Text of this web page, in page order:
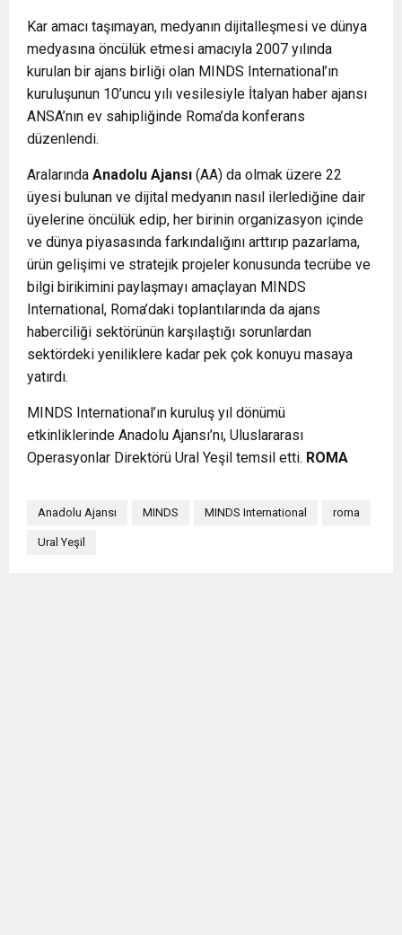
Kar amacı taşımayan, medyanın dijitalleşmesi ve dünya
medyasına öncülük etmesi amacıyla 2007 yılında
kurulan bir ajans birliği olan MINDS International’ın
kuruluşunun 10’uncu yılı vesilesiyle İtalyan haber ajansı
ANSA’nın ev sahipliğinde Roma’da konferans
düzenlendi.
Aralarında Anadolu Ajansı (AA) da olmak üzere 22
üyesi bulunan ve dijital medyanın nasıl ilerlediğine dair
üyelerine öncülük edip, her birinin organizasyon içinde
ve dünya piyasasında farkındalığını arttırıp pazarlama,
ürün gelişimi ve stratejik projeler konusunda tecrübe ve
bilgi birikimini paylaşmayı amaçlayan MINDS
International, Roma’daki toplantılarında da ajans
haberciliği sektörünün karşılaştığı sorunlardan
sektördeki yeniliklere kadar pek çok konuyu masaya
yatırdı.
MINDS International’ın kuruluş yıl dönümü
etkinliklerinde Anadolu Ajansı’nı, Uluslararası
Operasyonlar Direktörü Ural Yeşil temsil etti. ROMA
Anadolu Ajansı MINDS MINDS International roma
Ural Yeşil